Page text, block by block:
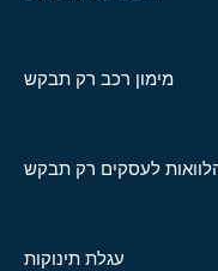
מימון רכב רק תבקש
לעסקים רק תבקש
עגלת תינוקות